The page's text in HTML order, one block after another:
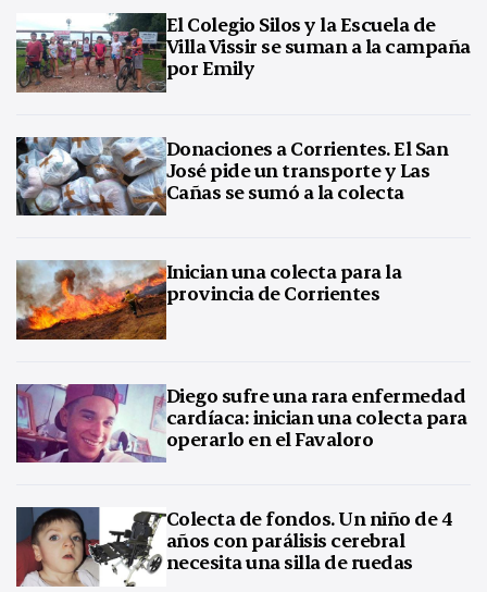
El Colegio Silos y la Escuela de
Villa Vissir se suman a la campaña
por Emily
Donaciones a Corrientes. El San
José pide un transporte y Las
Cañas se sumó a la colecta
Inician una colecta para la
provincia de Corrientes
Diego sufre una rara enfermedad
cardíaca: inician una colecta para
operarlo en el Favaloro
Colecta de fondos. Un niño de 4
años con parálisis cerebral
necesita una silla de ruedas